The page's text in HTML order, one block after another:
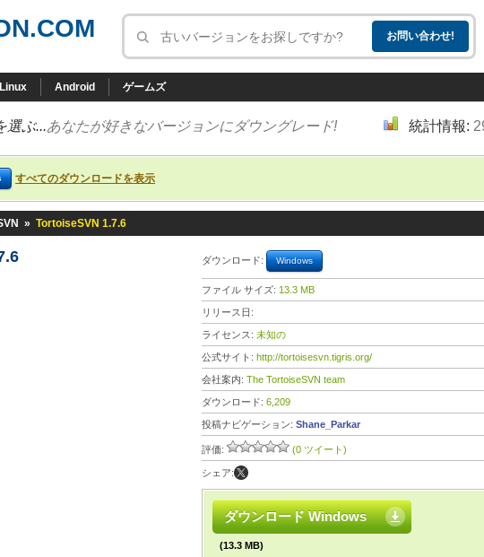
Linux Android ゲームズ
選ぶ...あなたが好きなバージョンにダウングレード! 統計情報:
すべてのダウンロードを表示
» TortoiseSVN 1.7.6
ダウンロード: Windows
ファイル サイズ: 13.3 MB
リリース日:
ライセンス: 未知の
公式サイト: http://tortoisesvn.tigris.org/
会社案内: The TortoiseSVN team
ダウンロード: 6,209
投稿ナビゲーション: Shane_Parkar
評価: (0 ツイート)
シェア:
ダウンロード Windows
(13.3 MB)